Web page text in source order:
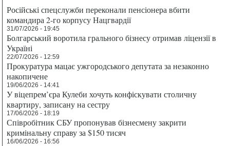
Російські спецслужби переконали пенсіонера вбити
командира 2-го корпусу Нацгвардії
31/07/2026 - 19:45
Болгарський воротила грального бізнесу отримав ліцензії в
Україні
22/07/2026 - 12:59
Прокуратура мацає ужгородського депутата за незаконно
накопичене
19/06/2026 - 14:41
У віцепрем’єра Кулеби хочуть конфіскувати столичну
квартиру, записану на сестру
17/06/2026 - 18:19
Співробітник СБУ пропонував бізнесмену закрити
кримінальну справу за $150 тисяч
16/06/2026 - 16:56